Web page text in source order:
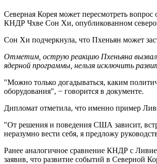
Северная Корея может пересмотреть
КНДР Чхве Сон Хи, опубликованном
Сон Хи подчеркнула, что Пхеньян может
Отметим, острую реакцию Пхеньяна
ядерной программы, нельзя исключить
"Можно только догадываться, каким
оборудования", − говорится в документе.
Дипломат отметила, что именно пример
"От решения и поведения США зависит,
неразумно вести себя, я предложу
Ранее аналогичное сравнение КНДР с
заявив, что развитие событий в Северной